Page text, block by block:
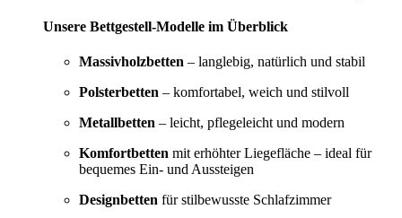
Unsere Bettgestell-Modelle im Überblick
Massivholzbetten – langlebig, natürlich und stabil
Polsterbetten – komfortabel, weich und stilvoll
Metallbetten – leicht, pflegeleicht und modern
Komfortbetten mit erhöhter Liegefläche – ideal für
bequemes Ein- und Aussteigen
Designbetten für stilbewusste Schlafzimmer